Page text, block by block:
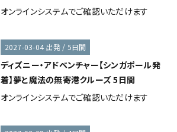
オンラインシステムでご確認いただけます
2027-03-04 出発 / 5日間
ディズニー・アドベンチャー【シンガポール発
着】夢と魔法の無寄港クルーズ 5日間
オンラインシステムでご確認いただけます